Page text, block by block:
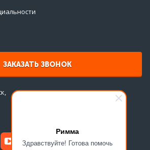
Римма
Здравствуйте! Готова помочь
ЗАКАЗАТЬ ЗВОНОК